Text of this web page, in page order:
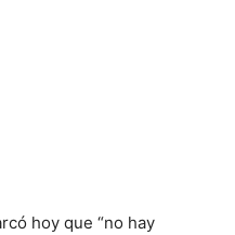
hoy que “no hay